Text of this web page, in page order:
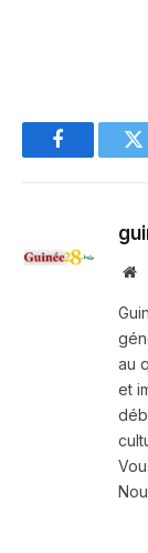
Facebook
au
et